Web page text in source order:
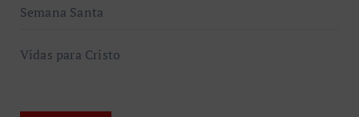
Semana Santa
Vidas para Cristo